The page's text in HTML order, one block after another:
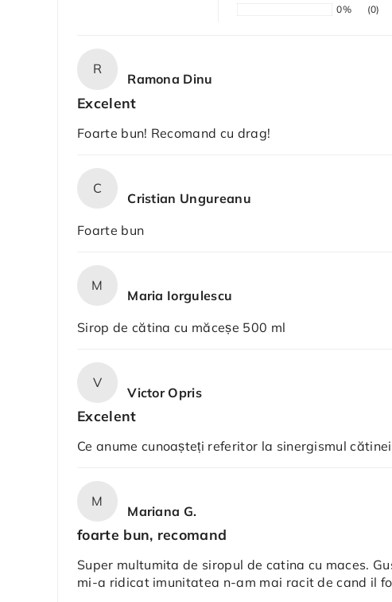
0%
(0)
R
Ramona Dinu
Excelent
Foarte bun! Recomand cu drag!
C
Cristian Ungureanu
Foarte bun
M
Maria Iorgulescu
Sirop de cătina cu măceșe 500 ml
V
Victor Opris
Excelent
Ce anume cunoașteți referitor la sinergismul
M
Mariana G.
foarte bun, recomand
Super multumita de siropul de catina cu maces.
mi-a ridicat imunitatea n-am mai racit de cand il